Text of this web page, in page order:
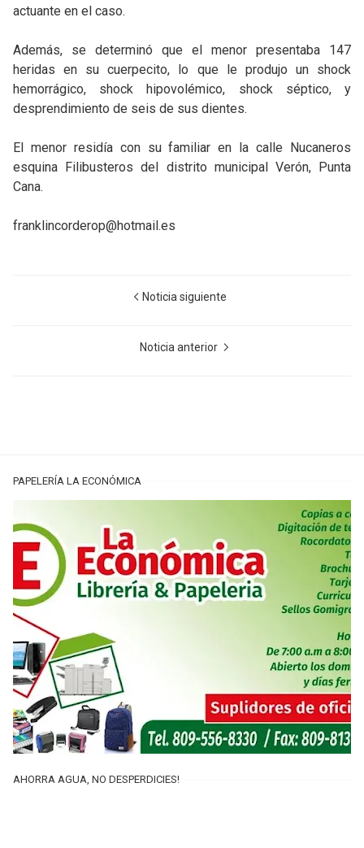
actuante en el caso.
Además, se determinó que el menor presentaba 147
heridas en su cuerpecito, lo que le produjo un shock
hemorrágico, shock hipovolémico, shock séptico, y
desprendimiento de seis de sus dientes.
El menor residía con su familiar en la calle Nucaneros
esquina Filibusteros del distrito municipal Verón, Punta
Cana.
franklincorderop@hotmail.es
Noticia siguiente
Noticia anterior
PAPELERÍA LA ECONÓMICA
AHORRA AGUA, NO DESPERDICIES!